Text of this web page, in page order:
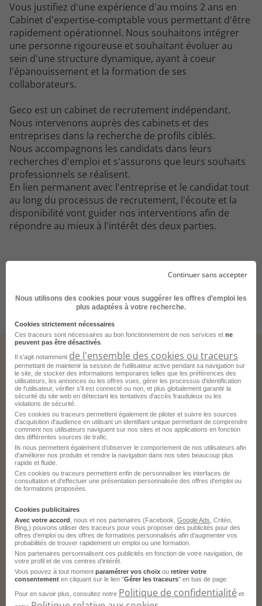
Vous justifiez d'une expérience d'au moins 2 ans en
Cabinet d'expertise-comptable vous permettant d'être
rapidement opérationnel. Nous souhaitons intégrer
une personne rigoureuse et souhaitant évoluer au
sein d'une structure dynamique, ayant à coeur
l'épanouissement et la formation de ses
collaborateurs.
Geco est un cabinet de recrutement indépendant.
Nous intervenons auprès des cabinets et des
entreprises dans la recherche de profils ciblés.
Nous accompagnons les candidats dans leurs
recherches d'emploi et s'assurons que leurs souhaits
professionnels se réalisent.
En lien permanent avec l'entreprise et le candidat tout
au long du processus de recrutement, l'écoute et la
disponibilité vont guider nos interventions afin de
répondre au mieux à l'intérêt des deux parties.
Ces offres pourraient aussi vous correspondre.
Gestionnaire de Paie & Droit Social H/F
Mérignac - 33
CDI
Télétravail accepté
Publié le 4 août 2026
Je postule
Gestionnaire de Paie & Droit Social
Continuer sans accepter
Nous utilisons des cookies pour vous suggérer les offres d’emploi les
plus adaptées à votre recherche.
Cookies strictement nécessaires
Ces traceurs sont nécessaires au bon fonctionnement de nos services et ne
peuvent pas être désactivés
Il s'agit notamment de l'ensemble des cookies ou traceurs
permettant de maintenir la session de l'utilisateur active pendant sa navigation sur
le site, de stocker des informations temporaires telles que les préférences des
utilisateurs, les annonces ou les offres vues, gérer les processus d'identification
de l'utilisateur, vérifier s'il est connecté ou non, et plus globalement garantir la
sécurité du site web en détectant les tentatives d'accès frauduleux ou les
violations de sécurité.
Ces cookies ou traceurs permettent également de piloter et suivre les sources
d'acquisition d'audience en utilisant un identifiant unique permettant de comprendre
comment nos utilisateurs naviguent sur nos sites et nos applications en fonction
des différentes sources de trafic.
Ils nous permettent également d’observer le comportement de nos utilisateurs afin
d'améliorer nos produits et rendre la navigation dans nos sites beaucoup plus
rapide et fluide.
Ces cookies ou traceurs permettent enfin de personnaliser les interfaces de
consultation et d'effectuer une présentation personnalisée des offres d'emploi ou
de formations proposées.
Cookies publicitaires
Avec votre accord , nous et nos partenaires (Facebook, Google Ads , Critéo,
Bing,) pouvons utiliser des traceurs pour vous proposer des publicités pour des
offres d’emploi ou des offres de formations personnalisés afin d’augmenter vos
probabilités de trouver rapidement un emploi ou une formation.
Nos partenaires personnalisent ces publicités en fonction de votre navigation, de
votre profil et de vos centres d’intérêt.
Vous pouvez à tout moment paramétrer vos choix ou retirer votre
consentement en cliquant sur le lien "Gérer les traceurs" en bas de page.
Pour en savoir plus, consultez notre Politique de confidentialité et